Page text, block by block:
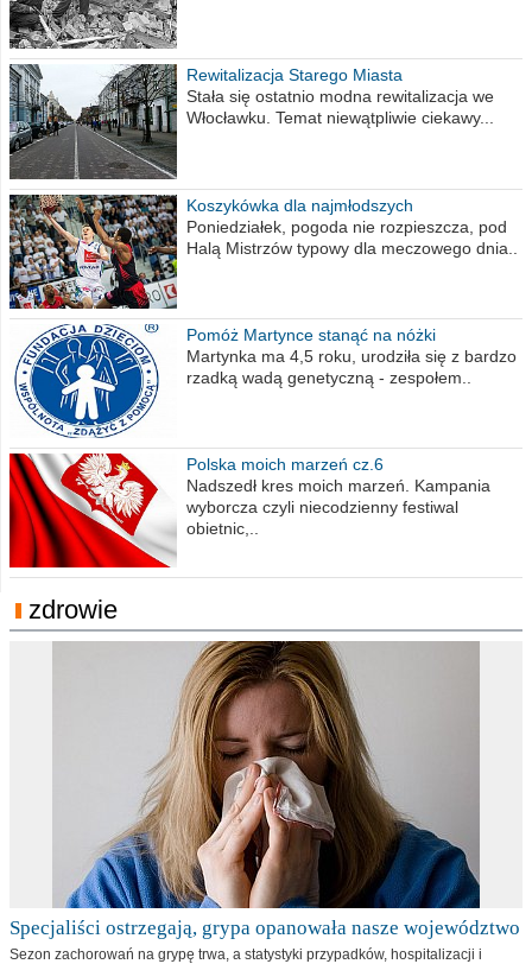
Rewitalizacja Starego Miasta
Stała się ostatnio modna rewitalizacja we
Włocławku. Temat niewątpliwie ciekawy...
Koszykówka dla najmłodszych
Poniedziałek, pogoda nie rozpieszcza, pod
Halą Mistrzów typowy dla meczowego dnia..
Pomóż Martynce stanąć na nóżki
Martynka ma 4,5 roku, urodziła się z bardzo
rzadką wadą genetyczną - zespołem..
Polska moich marzeń cz.6
Nadszedł kres moich marzeń. Kampania
wyborcza czyli niecodzienny festiwal
obietnic,..
zdrowie
Specjaliści ostrzegają, grypa opanowała nasze województwo
Sezon zachorowań na grypę trwa, a statystyki przypadków, hospitalizacji i